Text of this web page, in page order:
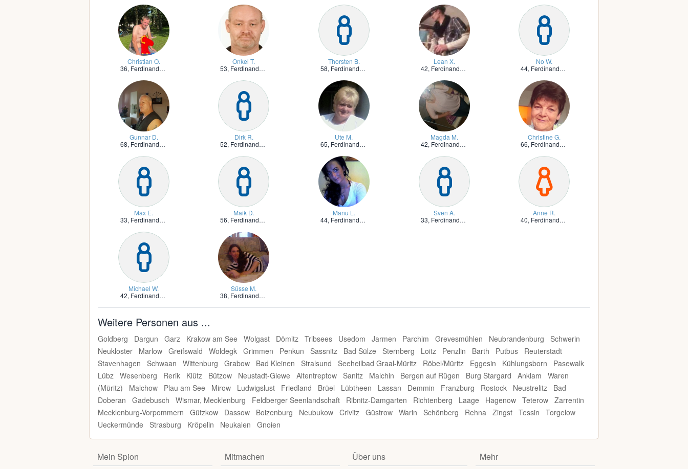
Christian O.
36, Ferdinandshof, Vorpommern
Onkel T.
53, Ferdinandshof, Vorpommern
Thorsten B.
58, Ferdinandshof, Vorpommern
Lean X.
42, Ferdinandshof, Vorpommern
No W.
44, Ferdinandshof, Vorpommern
Gunnar D.
68, Ferdinandshof, Vorpommern
Dirk R.
52, Ferdinandshof, Vorpommern
Ute M.
65, Ferdinandshof, Vorpommern
Magda M.
42, Ferdinandshof, Vorpommern
Christine G.
66, Ferdinandshof, Vorpommern
Max E.
33, Ferdinandshof, Vorpommern
Maik D.
56, Ferdinandshof, Vorpommern
Manu L.
44, Ferdinandshof, Vorpommern
Sven A.
33, Ferdinandshof, Vorpommern
Anne R.
40, Ferdinandshof, Vorpommern
Michael W.
42, Ferdinandshof, Vorpommern
Süsse M.
38, Ferdinandshof, Vorpommern
Weitere Personen aus ...
Goldberg Dargun Garz Krakow am See Wolgast Dömitz Tribsees Usedom Jarmen Parchim Grevesmühlen Neubrandenburg
Schwerin
Neukloster
Marlow Greifswald Woldegk Grimmen Penkun Sassnitz Bad Sülze Sternberg Loitz Penzlin Barth Putbus
Reuterstadt
Stavenhagen
Schwaan Wittenburg Grabow Bad Kleinen Stralsund Seeheilbad Graal-Müritz Röbel/Müritz Eggesin Kühlungsborn
Pasewalk
Lübz Wesenberg Rerik Klütz Bützow Neustadt-Glewe Altentreptow Sanitz Malchin Bergen auf Rügen Burg Stargard Anklam
Waren
(Müritz)
Malchow Plau am See Mirow Ludwigslust Friedland Brüel Lübtheen Lassan Demmin Franzburg Rostock Neustrelitz
Bad
Doberan
Gadebusch Wismar, Mecklenburg Feldberger Seenlandschaft Ribnitz-Damgarten Richtenberg Laage Hagenow Teterow Zarrentin
Mecklenburg-Vorpommern
Gützkow Dassow Boizenburg Neubukow Crivitz Güstrow Warin Schönberg Rehna Zingst Tessin
Torgelow
Ueckermünde
Strasburg Kröpelin Neukalen Gnoien
Mein Spion Mitmachen Über uns Mehr